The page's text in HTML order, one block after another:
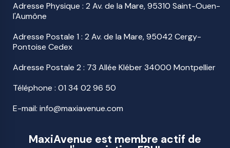
Adresse Physique : 2 Av. de la Mare, 95310 Saint-Ouen-
l'Aumône
Adresse Postale 1 : 2 Av. de la Mare, 95042 Cergy-
Pontoise Cedex
Adresse Postale 2 : 73 Allée Kléber 34000 Montpellier
Téléphone : 01 34 02 96 50
E-mail: info@maxiavenue.com
MaxiAvenue est membre actif de